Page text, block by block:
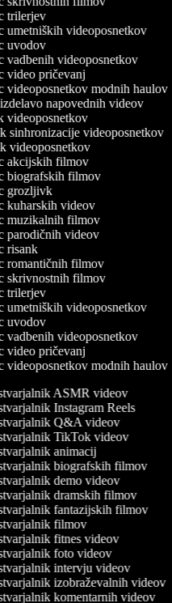
trilerjev
umetniških videoposnetkov
uvodov
vadbenih videoposnetkov
video pričevanj
videoposnetkov modnih haulov
izdelavo napovednih videov
videoposnetkov
sinhronizacije videoposnetkov
videoposnetkov
akcijskih filmov
biografskih filmov
grozljivk
kuharskih videov
muzikalnih filmov
parodičnih videov
risank
romantičnih filmov
skrivnostnih filmov
trilerjev
umetniških videoposnetkov
uvodov
vadbenih videoposnetkov
video pričevanj
videoposnetkov modnih haulov
ASMR videov
Instagram Reels
Q&A videov
TikTok videov
animacij
biografskih filmov
demo videov
dramskih filmov
fantazijskih filmov
filmov
fitnes videov
foto videov
intervju videov
izobraževalnih videov
komentarnih videov